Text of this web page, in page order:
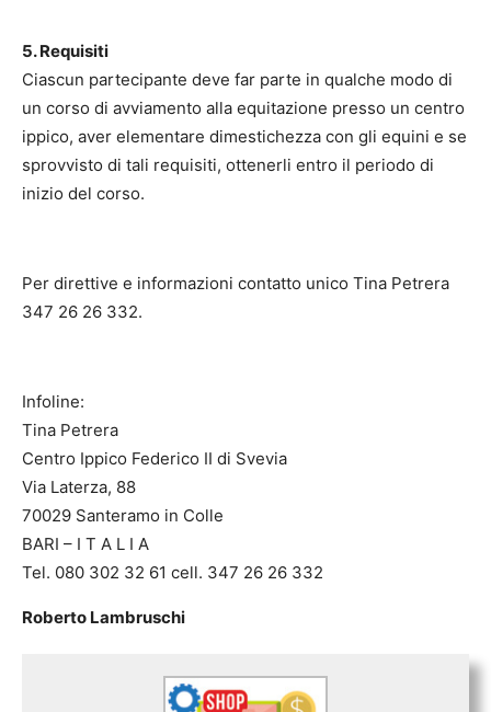
5. Requisiti
Ciascun partecipante deve far parte in qualche modo di
un corso di avviamento alla equitazione presso un centro
ippico, aver elementare dimestichezza con gli equini e se
sprovvisto di tali requisiti, ottenerli entro il periodo di
inizio del corso.
Per direttive e informazioni contatto unico Tina Petrera
347 26 26 332.
Infoline:
Tina Petrera
Centro Ippico Federico II di Svevia
Via Laterza, 88
70029 Santeramo in Colle
BARI – I T A L I A
Tel. 080 302 32 61 cell. 347 26 26 332
Roberto Lambruschi